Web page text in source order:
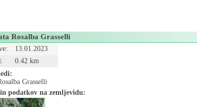
Rosalba Grasselli
13.01.2023
0.42 km
Grasselli
podatkov na zemljevidu: